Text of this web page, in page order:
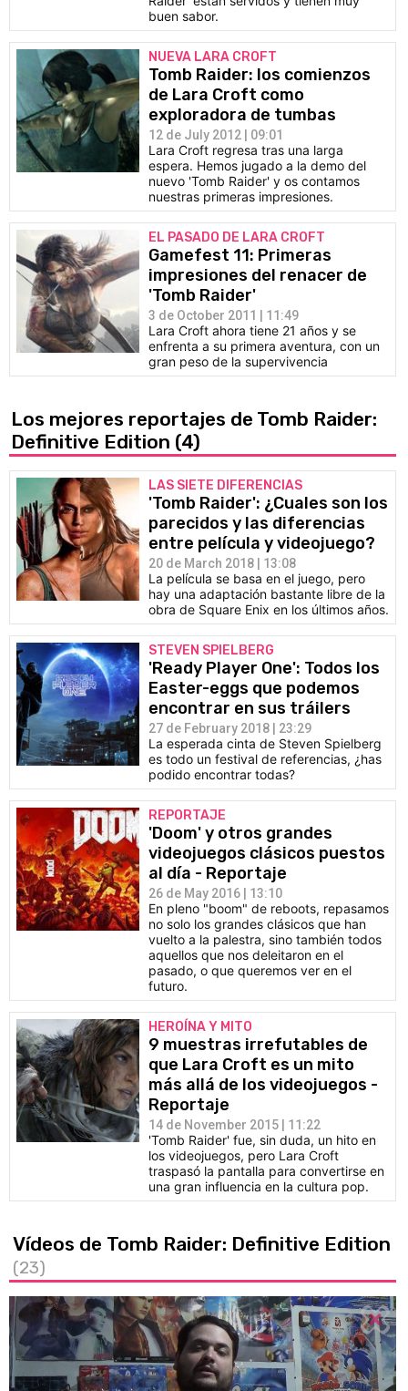
buen sabor.
NUEVA LARA CROFT
Tomb Raider: los comienzos
de Lara Croft como
exploradora de tumbas
12 de July 2012 | 09:01
Lara Croft regresa tras una larga
espera. Hemos jugado a la demo del
nuevo 'Tomb Raider' y os contamos
nuestras primeras impresiones.
EL PASADO DE LARA CROFT
Gamefest 11: Primeras
impresiones del renacer de
'Tomb Raider'
3 de October 2011 | 11:49
Lara Croft ahora tiene 21 años y se
enfrenta a su primera aventura, con un
gran peso de la supervivencia
Los mejores reportajes de Tomb Raider:
Definitive Edition (4)
LAS SIETE DIFERENCIAS
'Tomb Raider': ¿Cuales son los
parecidos y las diferencias
entre película y videojuego?
20 de March 2018 | 13:08
La película se basa en el juego, pero
hay una adaptación bastante libre de la
obra de Square Enix en los últimos años.
STEVEN SPIELBERG
'Ready Player One': Todos los
Easter-eggs que podemos
encontrar en sus tráilers
27 de February 2018 | 23:29
La esperada cinta de Steven Spielberg
es todo un festival de referencias, ¿has
podido encontrar todas?
REPORTAJE
'Doom' y otros grandes
videojuegos clásicos puestos
al día - Reportaje
26 de May 2016 | 13:10
En pleno "boom" de reboots, repasamos
no solo los grandes clásicos que han
vuelto a la palestra, sino también todos
aquellos que nos deleitaron en el
pasado, o que queremos ver en el
futuro.
HEROÍNA Y MITO
9 muestras irrefutables de
que Lara Croft es un mito
más allá de los videojuegos -
Reportaje
14 de November 2015 | 11:22
'Tomb Raider' fue, sin duda, un hito en
los videojuegos, pero Lara Croft
traspasó la pantalla para convertirse en
una gran influencia en la cultura pop.
Vídeos de Tomb Raider: Definitive Edition
(23)